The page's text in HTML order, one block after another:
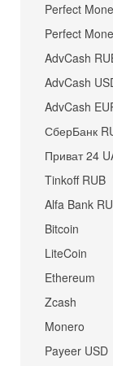
Perfect
Perfect
AdvCash
AdvCash
AdvCash
СберБанк
Приват 24
Tinkoff RUB
Alfa Bank
Bitcoin
LiteCoin
Ethereum
Zcash
Monero
Payeer USD